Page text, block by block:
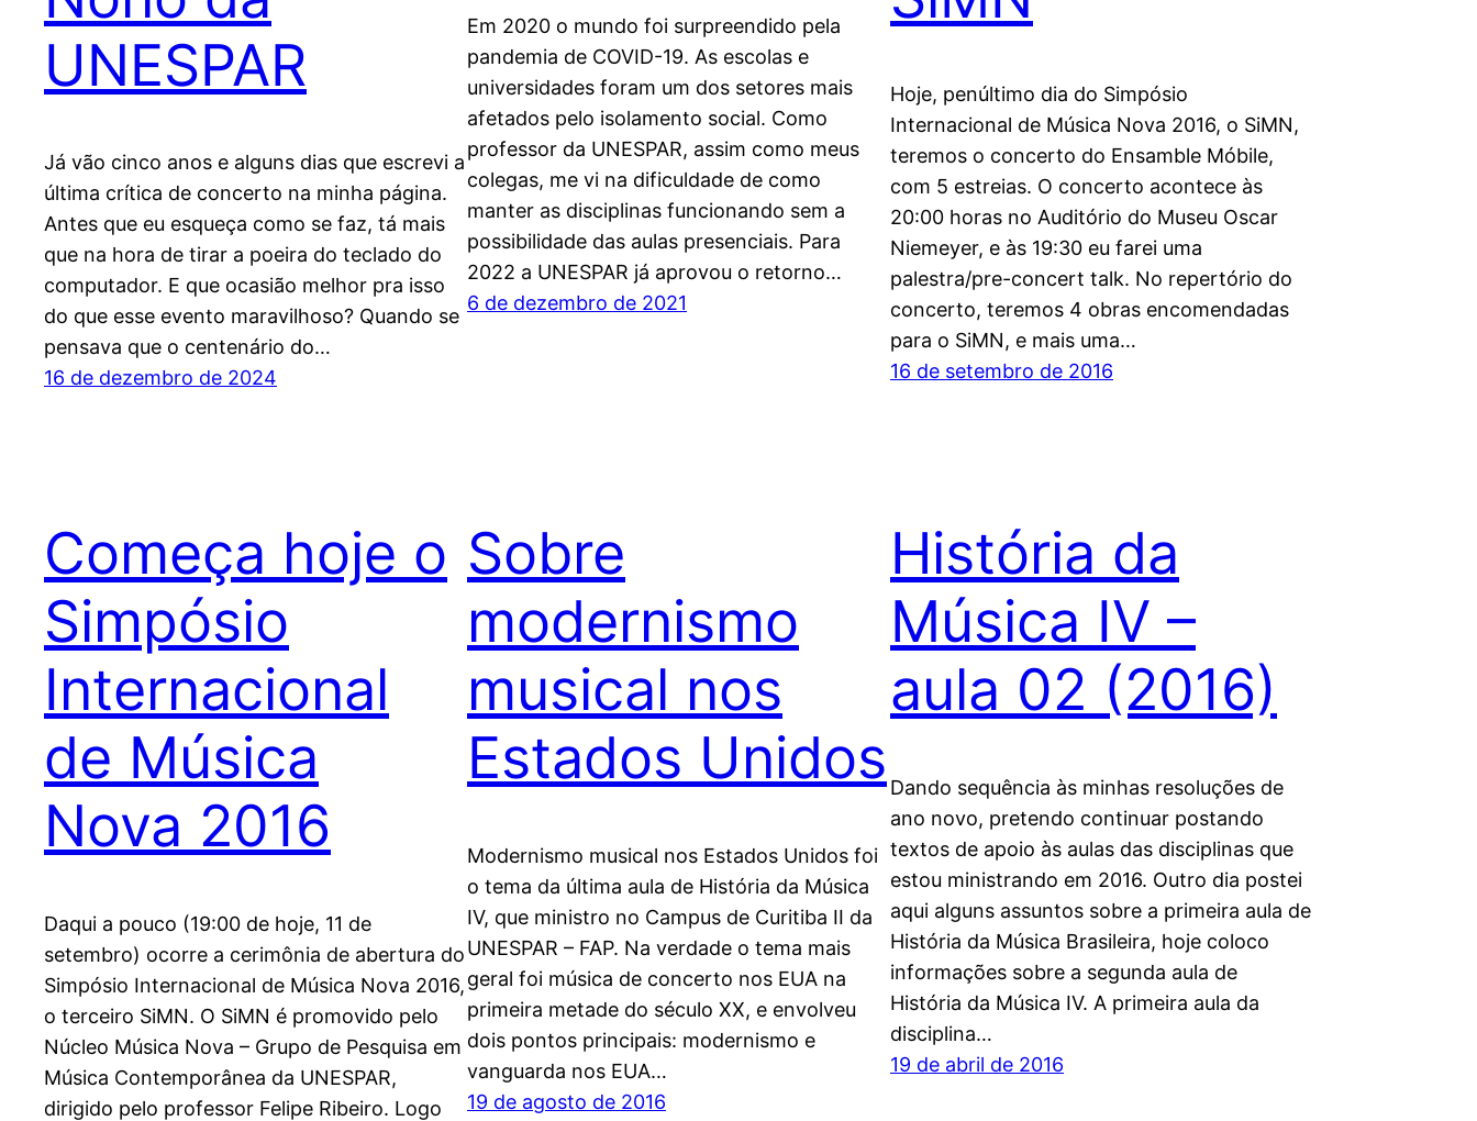
UNESPAR
Já vão cinco anos e alguns dias que escrevi a
última crítica de concerto na minha página.
Antes que eu esqueça como se faz, tá mais
que na hora de tirar a poeira do teclado do
computador. E que ocasião melhor pra isso
do que esse evento maravilhoso? Quando se
pensava que o centenário do…
16 de dezembro de 2024
Em 2020 o mundo foi surpreendido pela
pandemia de COVID-19. As escolas e
universidades foram um dos setores mais
afetados pelo isolamento social. Como
professor da UNESPAR, assim como meus
colegas, me vi na dificuldade de como
manter as disciplinas funcionando sem a
possibilidade das aulas presenciais. Para
2022 a UNESPAR já aprovou o retorno…
6 de dezembro de 2021
Hoje, penúltimo dia do Simpósio
Internacional de Música Nova 2016, o SiMN,
teremos o concerto do Ensamble Móbile,
com 5 estreias. O concerto acontece às
20:00 horas no Auditório do Museu Oscar
Niemeyer, e às 19:30 eu farei uma
palestra/pre-concert talk. No repertório do
concerto, teremos 4 obras encomendadas
para o SiMN, e mais uma…
16 de setembro de 2016
Começa hoje o
Simpósio
Internacional
de Música
Nova 2016
Daqui a pouco (19:00 de hoje, 11 de
setembro) ocorre a cerimônia de abertura do
Simpósio Internacional de Música Nova 2016,
o terceiro SiMN. O SiMN é promovido pelo
Núcleo Música Nova – Grupo de Pesquisa em
Música Contemporânea da UNESPAR,
dirigido pelo professor Felipe Ribeiro. Logo
Sobre
modernismo
musical nos
Estados Unidos
Modernismo musical nos Estados Unidos foi
o tema da última aula de História da Música
IV, que ministro no Campus de Curitiba II da
UNESPAR – FAP. Na verdade o tema mais
geral foi música de concerto nos EUA na
primeira metade do século XX, e envolveu
dois pontos principais: modernismo e
vanguarda nos EUA…
19 de agosto de 2016
História da
Música IV –
aula 02 (2016)
Dando sequência às minhas resoluções de
ano novo, pretendo continuar postando
textos de apoio às aulas das disciplinas que
estou ministrando em 2016. Outro dia postei
aqui alguns assuntos sobre a primeira aula de
História da Música Brasileira, hoje coloco
informações sobre a segunda aula de
História da Música IV. A primeira aula da
disciplina…
19 de abril de 2016